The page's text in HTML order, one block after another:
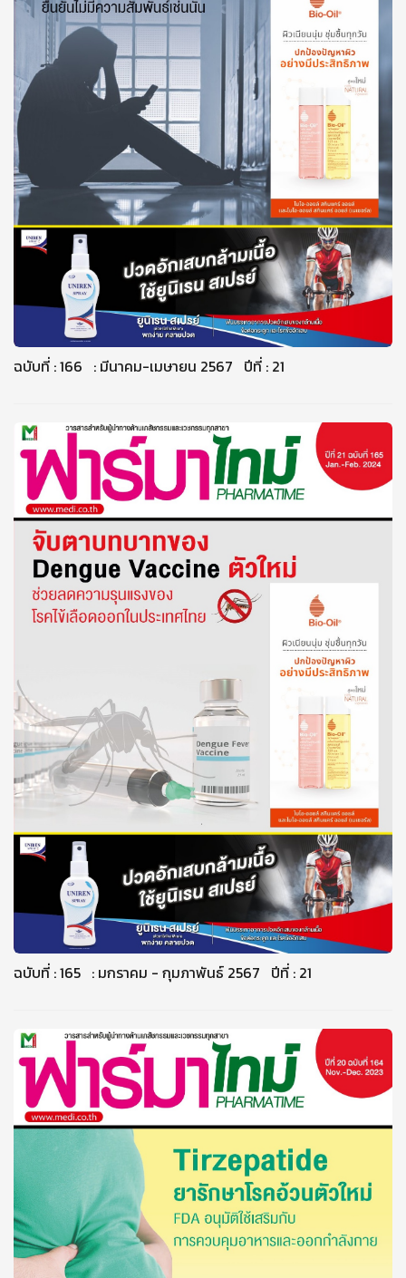
ฉบับที่ : 166 : มีนาคม-เมษายน 2567 ปีที่ : 21
ฉบับที่ : 165 : มกราคม - กุมภาพันธ์ 2567 ปีที่ : 21